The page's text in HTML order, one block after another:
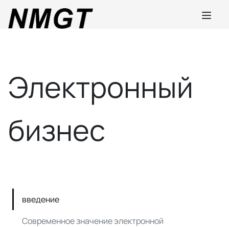
Электронный
бизнес
введение
Современное значение электронной